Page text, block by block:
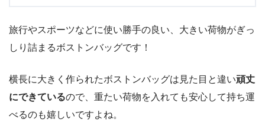
旅行やスポーツなどに使い勝手の良い、大きい荷物がぎっ
しり詰まるボストンバッグです！
横長に大きく作られたボストンバッグは見た目と違い頑丈
にできているので、重たい荷物を入れても安心して持ち運
べるのも嬉しいですよね。